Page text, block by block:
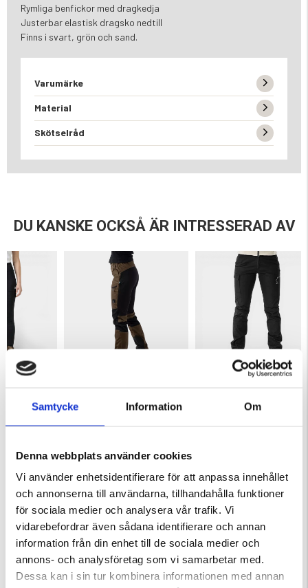
Samtycke Information Om
Denna webbplats använder cookies
Vi använder enhetsidentifierare för att anpassa innehållet
och annonserna till användarna, tillhandahålla funktioner
för sociala medier och analysera vår trafik. Vi
vidarebefordrar även sådana identifierare och annan
information från din enhet till de sociala medier och
annons- och analysföretag som vi samarbetar med.
Dessa kan i sin tur kombinera informationen med annan
Rymliga benfickor med dragkedja
Justerbar elastisk dragsko nedtill
Finns i svart, grön och sand.
Varumärke
Material
Skötselråd
DU KANSKE OCKSÅ ÄR INTRESSERAD AV
595 kr
Betyg:
4.2 utav 5 stjärnor 3.8 utav 5 stjärnor
KÖPS OFTA TILLSAMMANS